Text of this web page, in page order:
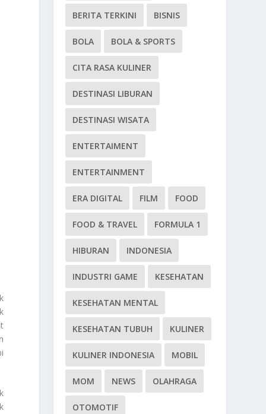
BERITA TERKINI BISNIS
BOLA BOLA & SPORTS
CITA RASA KULINER
DESTINASI LIBURAN
DESTINASI WISATA
ENTERTAIMENT
ENTERTAINMENT
ERA DIGITAL FILM FOOD
FOOD & TRAVEL FORMULA 1
HIBURAN INDONESIA
INDUSTRI GAME KESEHATAN
KESEHATAN MENTAL
KESEHATAN TUBUH KULINER
KULINER INDONESIA MOBIL
MOM NEWS OLAHRAGA
OTOMOTIF